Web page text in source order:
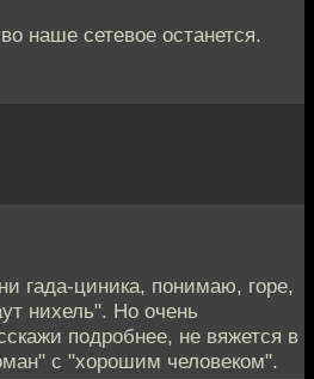
наше сетевое останется.
гада-циника, понимаю, горе,
нихель". Но очень
подробнее, не вяжется в
с "хорошим человеком".